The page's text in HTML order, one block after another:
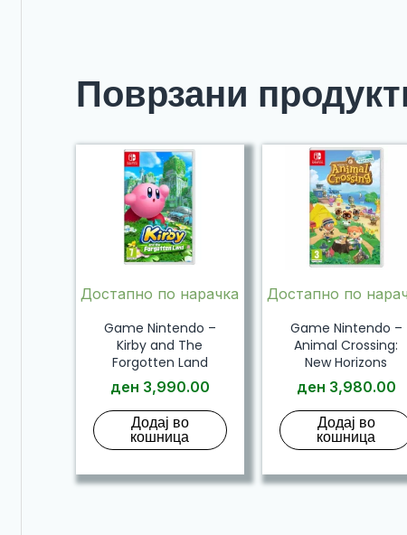
Поврзани
Достапно по нарачка
Game Nintendo –
Kirby and The
Forgotten Land
ден 3,990.00
Додај во
кошница
Достапно по
Game Nintendo –
Animal Crossing:
New Horizons
ден 3,980.00
Додај во
кошница